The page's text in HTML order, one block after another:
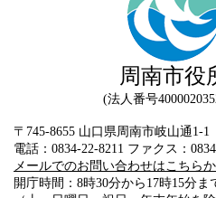
周南市役
法人番号
〒745-8655 山口県周南市岐山通1-1
電話：0834-22-8211 ファクス：
メールでのお問い合わせはこちら
開庁時間：8時30分から17時15分ま